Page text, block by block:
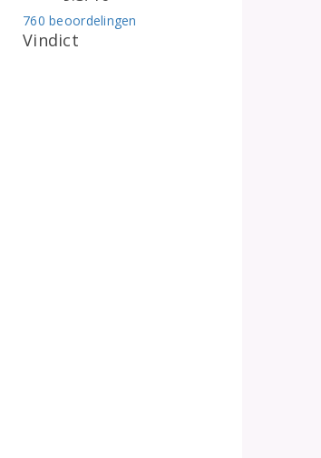
Vindict
760 beoordelingen